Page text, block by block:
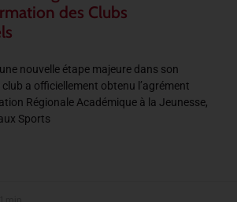
des Clubs
nouvelle étape majeure dans son
a officiellement obtenu l’agrément
Régionale Académique à la Jeunesse,
Sports